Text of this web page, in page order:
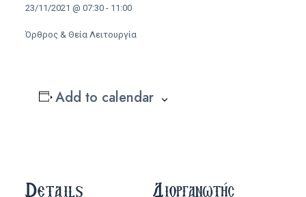
23/11/2021 @ 07:30- 11:00
Όρθρος & Θεία Λειτουργία
Add to calendar
Details Διοργανωτής